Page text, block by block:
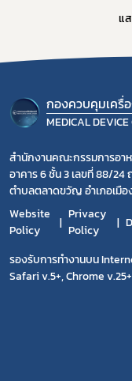
แ
กองควบคุมเครื่
MEDICAL
สำนักงานคณะกรรมการอาห
อาคาร 6 ชั้น 3 เลขที่ 88/24
ตำบลตลาดขวัญ อำเภอเมื
Website
Policy
Privacy
Policy
รองรับการทำงานบน
Safari v.5+, Chrome